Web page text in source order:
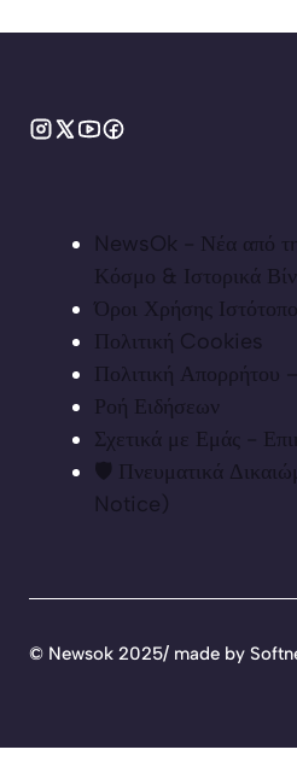
NewsOk - Νέα από
Κόσμο & Ιστορικά
Όροι Χρήσης
Πολιτική Cookies
Πολιτική
Ροή Ειδήσεων
Σχετικά με Εμάς -
🛡️ Πνευματικά
Notice)
© Newsok 2025/ made by